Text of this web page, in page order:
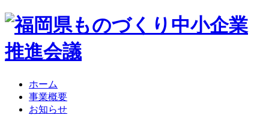
ホーム
事業概要
お知らせ